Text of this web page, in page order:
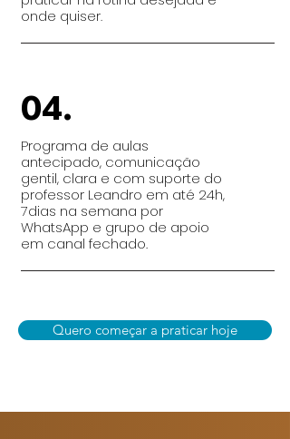
onde quiser.
04.
Programa de aulas
antecipado, comunicação
gentil, clara e com suporte do
professor Leandro em até 24h,
7dias na semana por
WhatsApp e grupo de apoio
em canal fechado.
Quero começar a praticar hoje